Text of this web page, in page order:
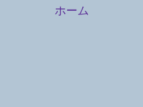
ホーム